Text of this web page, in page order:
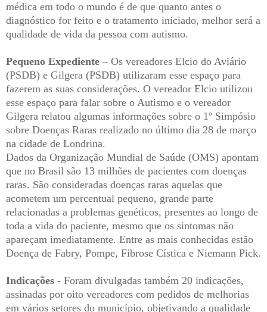
médica em todo o mundo é de que quanto antes o
diagnóstico for feito e o tratamento iniciado, melhor será a
qualidade de vida da pessoa com autismo.
Pequeno Expediente – Os vereadores Elcio do Aviário
(PSDB) e Gilgera (PSDB) utilizaram esse espaço para
fazerem as suas considerações. O vereador Elcio utilizou
esse espaço para falar sobre o Autismo e o vereador
Gilgera relatou algumas informações sobre o 1º Simpósio
sobre Doenças Raras realizado no último dia 28 de março
na cidade de Londrina.
Dados da Organização Mundial de Saúde (OMS) apontam
que no Brasil são 13 milhões de pacientes com doenças
raras. São consideradas doenças raras aquelas que
acometem um percentual pequeno, grande parte
relacionadas a problemas genéticos, presentes ao longo de
toda a vida do paciente, mesmo que os sintomas não
apareçam imediatamente. Entre as mais conhecidas estão
Doença de Fabry, Pompe, Fibrose Cística e Niemann Pick.
Indicações - Foram divulgadas também 20 indicações,
assinadas por oito vereadores com pedidos de melhorias
em vários setores do município, objetivando a qualidade